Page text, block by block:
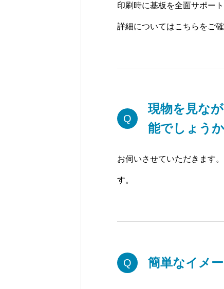
印刷時に基板を全面サポー
詳細についてはこちらをご確
Q
現物を見な
能でしょう
お伺いさせていただきます
す。
Q 簡単なイメ